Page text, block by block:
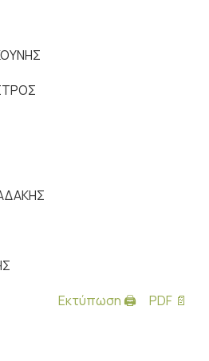
Εκτύπωση 🖨
PDF 📄